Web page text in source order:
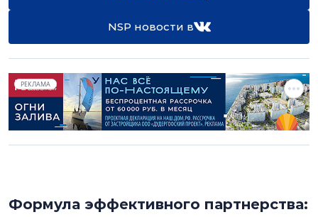
NSP новости в
РЕКЛАМА
Формула эффективного партнерства: